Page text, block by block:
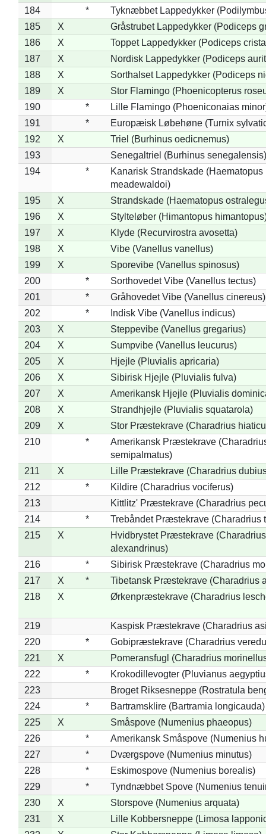
184
*
Tyknæbbet Lappedykker
185
X
Gråstrubet Lappedykker (Podiceps
186
X
Toppet Lappedykker (Podiceps
187
X
Nordisk Lappedykker (Podiceps
188
X
Sorthalset Lappedykker (Podiceps
189
X
Stor Flamingo (Phoenicopterus
190
*
Lille Flamingo (Phoeniconaias
191
*
Europæisk Løbehøne (Turnix
192
X
Triel (Burhinus oedicnemus)
193
Senegaltriel (Burhinus senegalensis)
194
*
Kanarisk Strandskade (Haematopus
meadewaldoi)
195
X
Strandskade (Haematopus
196
X
Stylteløber (Himantopus
197
X
Klyde (Recurvirostra avosetta)
198
X
Vibe (Vanellus vanellus)
199
X
Sporevibe (Vanellus spinosus)
200
*
Sorthovedet Vibe (Vanellus tectus)
201
*
Gråhovedet Vibe (Vanellus cinereus)
202
*
Indisk Vibe (Vanellus indicus)
203
X
Steppevibe (Vanellus gregarius)
204
X
Sumpvibe (Vanellus leucurus)
205
X
Hjejle (Pluvialis apricaria)
206
X
Sibirisk Hjejle (Pluvialis fulva)
207
X
Amerikansk Hjejle (Pluvialis
208
X
Strandhjejle (Pluvialis squatarola)
209
X
Stor Præstekrave (Charadrius
210
*
Amerikansk Præstekrave
semipalmatus)
211
X
Lille Præstekrave (Charadrius
212
*
Kildire (Charadrius vociferus)
213
Kittlitz' Præstekrave (Charadrius
214
*
Trebåndet Præstekrave (Charadrius
215
X
Hvidbrystet Præstekrave (Charadrius
alexandrinus)
216
*
Sibirisk Præstekrave (Charadrius
217
X *
Tibetansk Præstekrave (Charadrius
218
X Ørkenpræstekrave (Charadrius
219
Kaspisk Præstekrave (Charadrius
220
*
Gobipræstekrave (Charadrius
221
X
Pomeransfugl (Charadrius
222
*
Krokodillevogter (Pluvianus
223
Broget Riksesneppe (Rostratula
224
*
Bartramsklire (Bartramia longicauda)
225
X
Småspove (Numenius phaeopus)
226
*
Amerikansk Småspove (Numenius
227
*
Dværgspove (Numenius minutus)
228
*
Eskimospove (Numenius borealis)
229
*
Tyndnæbbet Spove (Numenius
230
X
Storspove (Numenius arquata)
231
X
Lille Kobbersneppe (Limosa